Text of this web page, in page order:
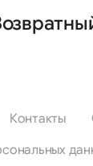
Контакты